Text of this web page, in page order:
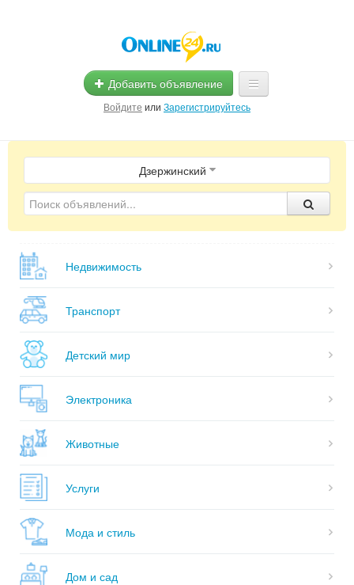
Добавить объявление
Войдите или Зарегистрируйтесь
Главная
Помощь
Дзержинский
Недвижимость
Транспорт
Детский мир
Электроника
Животные
Услуги
Мода и стиль
Дом и сад